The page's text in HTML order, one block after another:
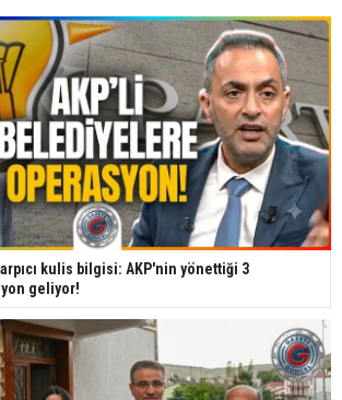
kulis bilgisi: AKP'nin yönettiği 3
geliyor!